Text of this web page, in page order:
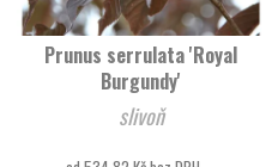
Prunus serrulata 'Royal
Burgundy'
slivoň